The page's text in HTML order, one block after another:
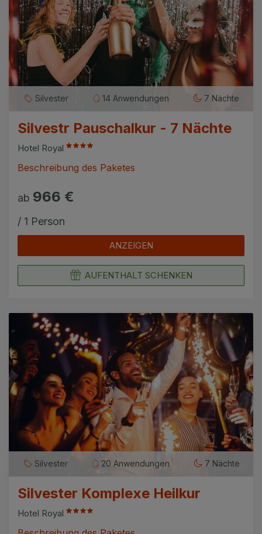
Silvester 14 Anwendungen 7 Nächte
Silvestr Pauschalkur - 7 Nächte
Hotel Royal
Beschreibung des Paketes
ab 966 €
/ 1 Person
ANZEIGEN
AUFENTHALT SCHENKEN
Silvester 20 Anwendungen 7 Nächte
Silvester Komplexe Heilkur
Hotel Royal